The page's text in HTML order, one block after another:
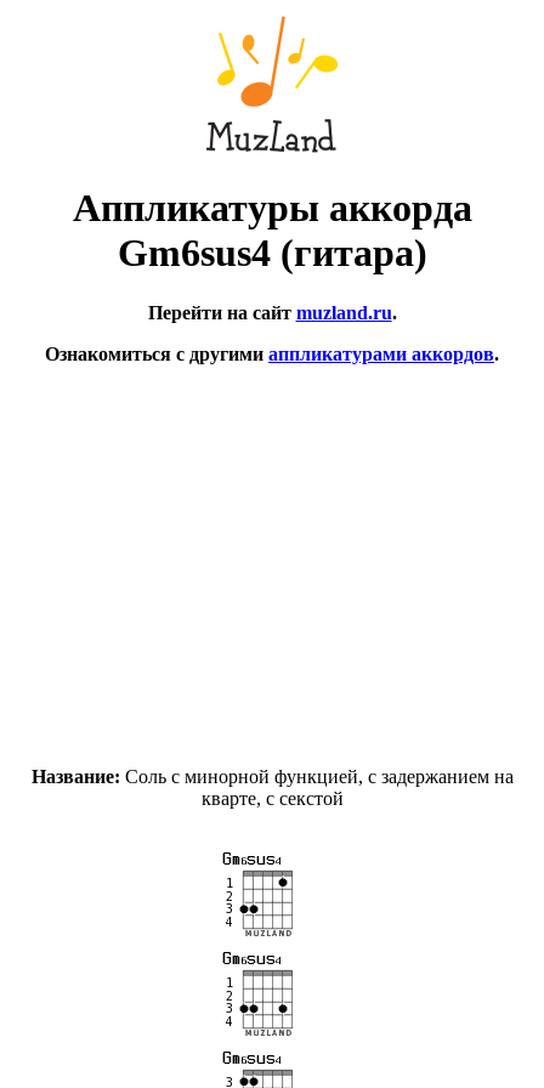
Аппликатуры аккорда
Gm6sus4 (гитара)
Перейти на сайт muzland.ru.
Ознакомиться с другими аппликатурами аккордов.
Название: Соль c минорной функцией, с задержанием на
кварте, с секстой